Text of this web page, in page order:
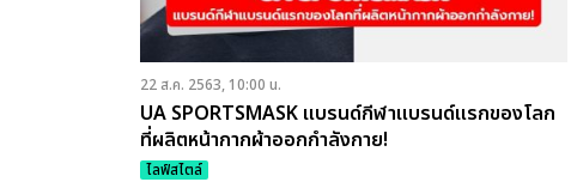
22 ส.ค. 2563, 10:00 น.
UA SPORTSMASK แบรนด์กีฬาแบรนด์แรกของโลก
ที่ผลิตหน้ากากผ้าออกกำลังกาย!
ไลฟ์สไตล์